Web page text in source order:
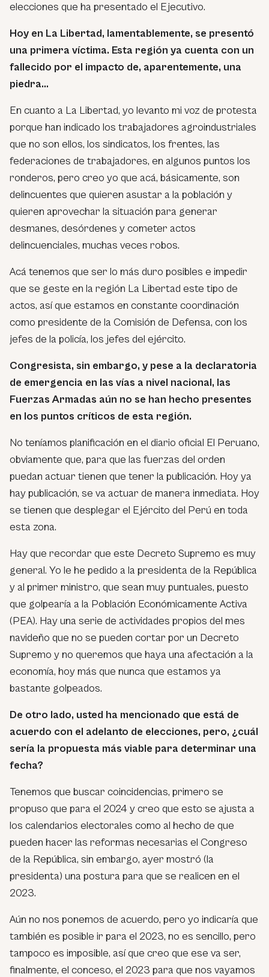
elecciones que ha presentado el Ejecutivo.
Hoy en La Libertad, lamentablemente, se presentó
una primera víctima. Esta región ya cuenta con un
fallecido por el impacto de, aparentemente, una
piedra…
En cuanto a La Libertad, yo levanto mi voz de protesta
porque han indicado los trabajadores agroindustriales
que no son ellos, los sindicatos, los frentes, las
federaciones de trabajadores, en algunos puntos los
ronderos, pero creo yo que acá, básicamente, son
delincuentes que quieren asustar a la población y
quieren aprovechar la situación para generar
desmanes, desórdenes y cometer actos
delincuenciales, muchas veces robos.
Acá tenemos que ser lo más duro posibles e impedir
que se geste en la región La Libertad este tipo de
actos, así que estamos en constante coordinación
como presidente de la Comisión de Defensa, con los
jefes de la policía, los jefes del ejército.
Congresista, sin embargo, y pese a la declaratoria
de emergencia en las vías a nivel nacional, las
Fuerzas Armadas aún no se han hecho presentes
en los puntos críticos de esta región.
No teníamos planificación en el diario oficial El Peruano,
obviamente que, para que las fuerzas del orden
puedan actuar tienen que tener la publicación. Hoy ya
hay publicación, se va actuar de manera inmediata. Hoy
se tienen que desplegar el Ejército del Perú en toda
esta zona.
Hay que recordar que este Decreto Supremo es muy
general. Yo le he pedido a la presidenta de la República
y al primer ministro, que sean muy puntuales, puesto
que golpearía a la Población Económicamente Activa
(PEA). Hay una serie de actividades propios del mes
navideño que no se pueden cortar por un Decreto
Supremo y no queremos que haya una afectación a la
economía, hoy más que nunca que estamos ya
bastante golpeados.
De otro lado, usted ha mencionado que está de
acuerdo con el adelanto de elecciones, pero, ¿cuál
sería la propuesta más viable para determinar una
fecha?
Tenemos que buscar coincidencias, primero se
propuso que para el 2024 y creo que esto se ajusta a
los calendarios electorales como al hecho de que
pueden hacer las reformas necesarias el Congreso
de la República, sin embargo, ayer mostró (la
presidenta) una postura para que se realicen en el
2023.
Aún no nos ponemos de acuerdo, pero yo indicaría que
también es posible ir para el 2023, no es sencillo, pero
tampoco es imposible, así que creo que ese va ser,
finalmente, el conceso, el 2023 para que nos vayamos